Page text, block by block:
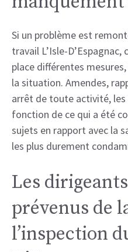
Si un problème est
travail L’Isle-
place différentes
la situation. Amendes,
arrêt de toute activité,
fonction de ce qui a été
sujets en rapport avec la
les plus durement
Les
prévenus de
l’inspection